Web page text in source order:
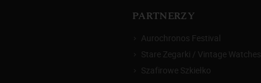
PARTNERZY
Aurochronos Festival
Stare Zegarki / Vintage Watches
Szafirowe Szkiełko